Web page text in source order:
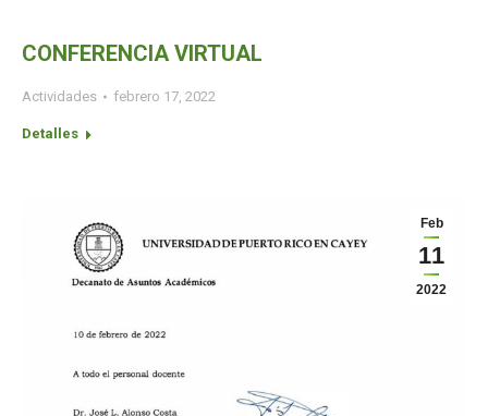
CONFERENCIA VIRTUAL
Actividades febrero 17, 2022
Detalles
Feb
11
2022